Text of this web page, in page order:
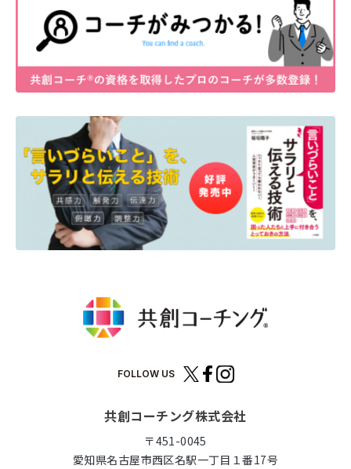
FOLLOW US
共創コーチング株式会社
〒451-0045
愛知県名古屋市西区名駅一丁目１番17号